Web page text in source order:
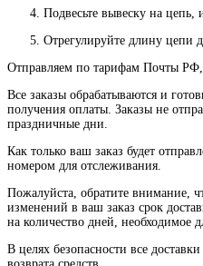
Подвесьте вывеску на цепь,
Отрегулируйте длину цепи
Отправляем по тарифам Почты
Все заказы обрабатываются и
получения оплаты Заказы не
праздничные дни
Как только ваш заказ будет
номером для отслеживания
Пожалуйста , обратите внимание
изменений в ваш заказ срок
на количество дней необходимое
В целях безопасности все